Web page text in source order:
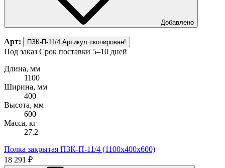
Добавлено
Арт: ПЗК-П-11/4 Артикул скопирован!
Под заказ Срок поставки 5–10 дней
Длина, мм
1100
Ширина, мм
400
Высота, мм
600
Масса, кг
27.2
Полка закрытая ПЗК-П-11/4 (1100х400х600)
18 291 ₽